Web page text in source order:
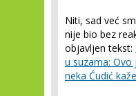
Niti, sad već
nije bio bez
objavljen tekst:
u suzama: Ovo
neka Ćudić